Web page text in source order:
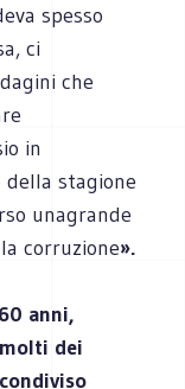
spesso
ci
che
in
della stagione
unagrande
corruzione».
anni,
dei